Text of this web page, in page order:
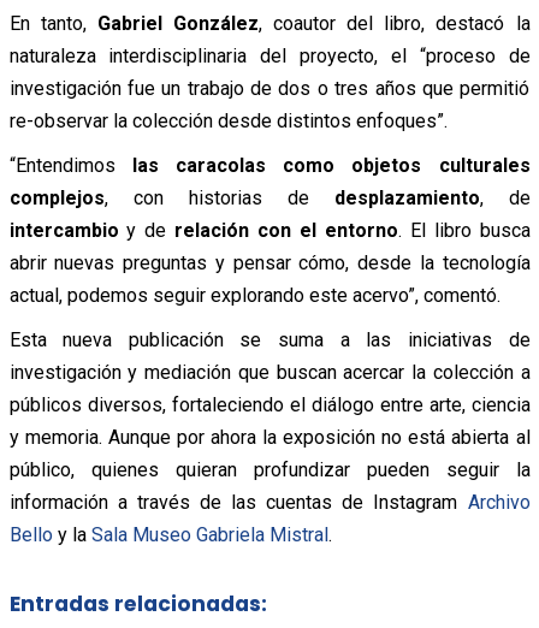
En tanto, Gabriel González, coautor del libro, destacó la
naturaleza interdisciplinaria del proyecto, el “proceso de
investigación fue un trabajo de dos o tres años que permitió
re-observar la colección desde distintos enfoques”.
“Entendimos las caracolas como objetos culturales
complejos, con historias de desplazamiento, de
intercambio y de relación con el entorno. El libro busca
abrir nuevas preguntas y pensar cómo, desde la tecnología
actual, podemos seguir explorando este acervo”, comentó.
Esta nueva publicación se suma a las iniciativas de
investigación y mediación que buscan acercar la colección a
públicos diversos, fortaleciendo el diálogo entre arte, ciencia
y memoria. Aunque por ahora la exposición no está abierta al
público, quienes quieran profundizar pueden seguir la
información a través de las cuentas de Instagram Archivo
Belloy la Sala Museo Gabriela Mistral.
Entradas relacionadas: